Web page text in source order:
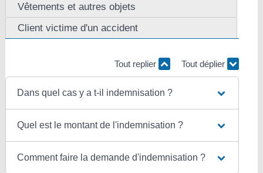
Vêtements et autres objets
Client victime d'un accident
Tout replier Tout déplier
Dans quel cas y a t-il indemnisation ?
Quel est le montant de l'indemnisation ?
Comment faire la demande d'indemnisation ?